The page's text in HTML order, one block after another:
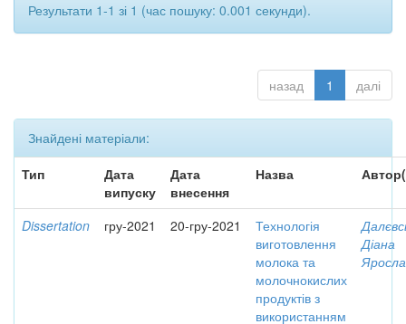
Результати 1-1 зі 1 (час пошуку: 0.001 секунди).
назад 1 далі
Знайдені матеріали:
Тип
Дата
випуску
Дата
внесення
Назва
Dissertation гру-2021 20-гру-2021
Технологія
виготовлення
молока та
молочнокислих
продуктів з
використанням
Діана